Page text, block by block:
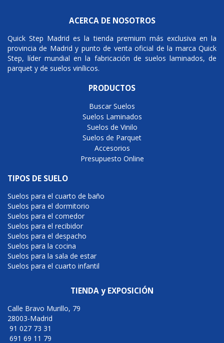
ACERCA DE NOSOTROS
Quick Step Madrid es la tienda premium más exclusiva en la
provincia de Madrid y punto de venta oficial de la marca Quick
Step, líder mundial en la fabricación de suelos laminados, de
parquet y de suelos vinílicos.
PRODUCTOS
Buscar Suelos
Suelos Laminados
Suelos de Vinilo
Suelos de Parquet
Accesorios
Presupuesto Online
TIPOS DE SUELO
Suelos para el cuarto de baño
Suelos para el dormitorio
Suelos para el comedor
Suelos para el recibidor
Suelos para el despacho
Suelos para la cocina
Suelos para la sala de estar
Suelos para el cuarto infantil
TIENDA y EXPOSICIÓN
Calle Bravo Murillo, 79
28003-Madrid
91 027 73 31
691 69 11 79